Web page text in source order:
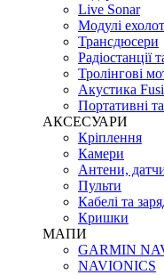
Live Sonar
Модулі
Трансдюсери
Радіостанції
Тролінгові
Акустика
Портативні
АКСЕСУАРИ
Кріплення
Камери
Антени,
Пульти
Кабелі та
Кришки
МАПИ
GARMIN
NAVIONICS